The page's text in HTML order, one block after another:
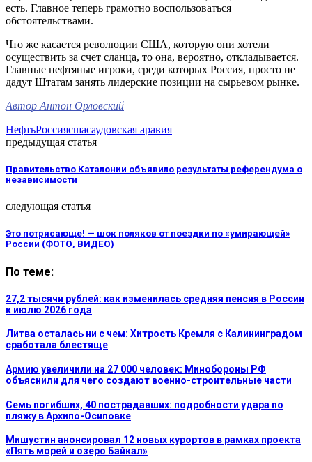
есть. Главное теперь грамотно воспользоваться
обстоятельствами.
Что же касается революции США, которую они хотели
осуществить за счет сланца, то она, вероятно, откладывается.
Главные нефтяные игроки, среди которых Россия, просто не
дадут Штатам занять лидерские позиции на сырьевом рынке.
Автор Антон Орловский
НефтьРоссиясшасаудовская аравия
предыдущая статья
Правительство Каталонии объявило результаты референдума о
независимости
следующая статья
Это потрясающе! — шок поляков от поездки по «умирающей»
России (ФОТО, ВИДЕО)
По теме:
27,2 тысячи рублей: как изменилась средняя пенсия в России
к июлю 2026 года
Литва осталась ни с чем: Хитрость Кремля с Калининградом
сработала блестяще
Армию увеличили на 27 000 человек: Минобороны РФ
объяснили для чего создают военно-строительные части
Семь погибших, 40 пострадавших: подробности удара по
пляжу в Архипо-Осиповке
Мишустин анонсировал 12 новых курортов в рамках проекта
«Пять морей и озеро Байкал»